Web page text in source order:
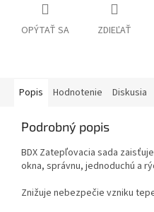
OPÝTAŤ SA ZDIEĽAŤ
Popis Hodnotenie Diskusia
Podrobný popis
BDX Zatepľovacia sada
okna, správnu, jednoduchú a
Znižuje nebezpečie vzniku